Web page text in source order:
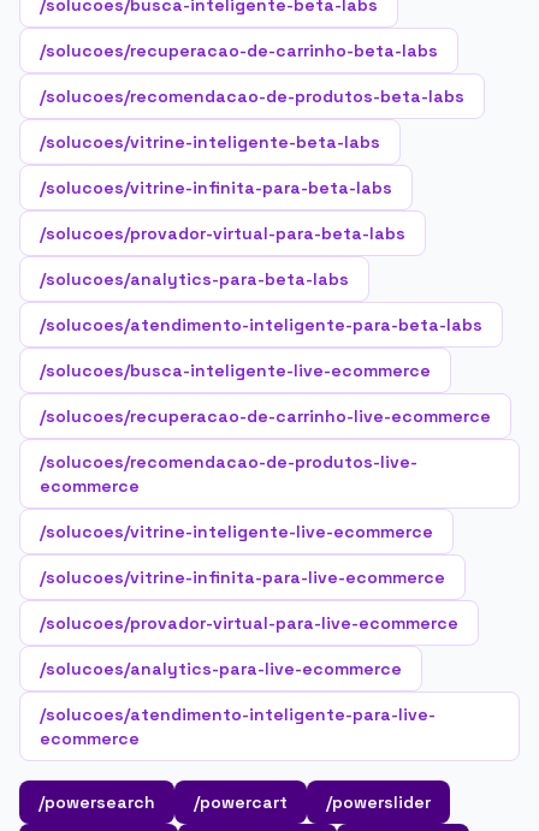
/solucoes/busca-inteligente-beta-labs
/solucoes/recuperacao-de-carrinho-beta-labs
/solucoes/recomendacao-de-produtos-beta-labs
/solucoes/vitrine-inteligente-beta-labs
/solucoes/vitrine-infinita-para-beta-labs
/solucoes/provador-virtual-para-beta-labs
/solucoes/analytics-para-beta-labs
/solucoes/atendimento-inteligente-para-beta-labs
/solucoes/busca-inteligente-live-ecommerce
/solucoes/recuperacao-de-carrinho-live-ecommerce
/solucoes/recomendacao-de-produtos-live-
ecommerce
/solucoes/vitrine-inteligente-live-ecommerce
/solucoes/vitrine-infinita-para-live-ecommerce
/solucoes/provador-virtual-para-live-ecommerce
/solucoes/analytics-para-live-ecommerce
/solucoes/atendimento-inteligente-para-live-
ecommerce
/powersearch /powercart /powerslider